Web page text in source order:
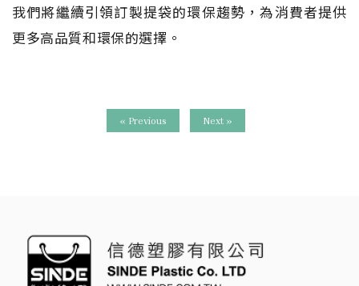
我們將繼續引領訂製提袋的環保趨勢，為消費者提供
更多高品質和環保的選擇。
« Previous Next »